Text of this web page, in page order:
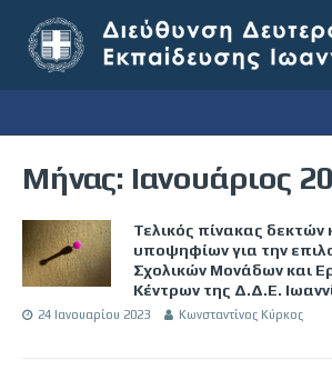
Μήνας: Ιανουάριος
Τελικός πίνακας δεκτών
υποψηφίων για την
Σχολικών Μονάδων και
Κέντρων της Δ.Δ.Ε.
24 Ιανουαρίου 2023 Κωνσταντίνος Κύρκος